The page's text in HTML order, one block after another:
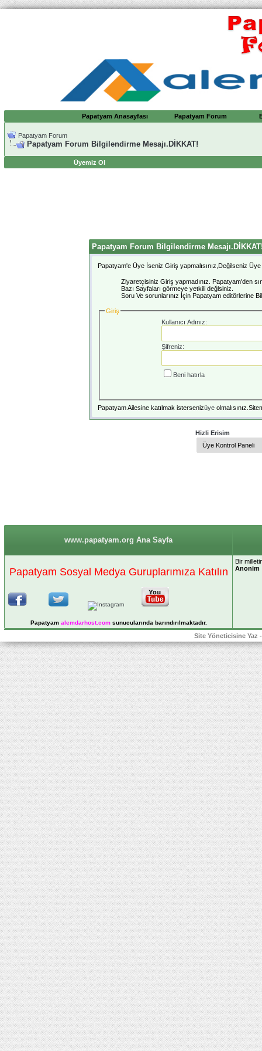
Papatyam Anasayfası Papatyam Forum
Papatyam Forum
Papatyam Forum Bilgilendirme Mesajı.DİKKAT!
Üyemiz Ol
Papatyam Forum Bilgilendirme
Papatyam'e Üye İseniz Giriş yapmalısınız,Değilseniz Üye
Ziyaretçisiniz Giriş yapmadınız. Papatyam'den
Bazı Sayfaları görmeye yetkili değlsiniz.
Soru Ve sorunlarınız İçin Papatyam editörlerine
Giriş
Kullanıcı Adınız:
Şifreniz:
Beni hatırla
Papatyam Ailesine katılmak istersenizüye
Hizli Erisim
www.papatyam.org Ana Sayfa
Papatyam Sosyal Medya Guruplarımıza Katılın
Papatyam alemdarhost.comsunucularında barındırılmaktadır.
Bir
Anonim
Site Yöneticisine Yaz